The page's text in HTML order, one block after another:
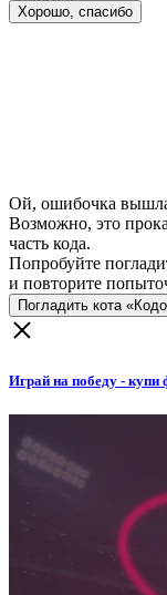
Хорошо, спасибо
Ой, ошибочка
Возможно, это
часть кода.
Попробуйте
и повторите
Погладить кота
Играй на победу -